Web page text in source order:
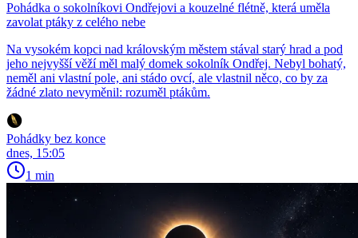
Pohádka o sokolníkovi Ondřejovi a kouzelné flétně, která uměla
zavolat ptáky z celého nebe
Na vysokém kopci nad královským městem stával starý hrad a pod
jeho nejvyšší věží měl malý domek sokolník Ondřej. Nebyl bohatý,
neměl ani vlastní pole, ani stádo ovcí, ale vlastnil něco, co by za
žádné zlato nevyměnil: rozuměl ptákům.
Pohádky bez konce
dnes, 15:05
1 min